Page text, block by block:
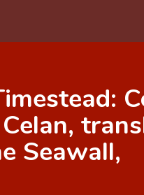
Seawall,